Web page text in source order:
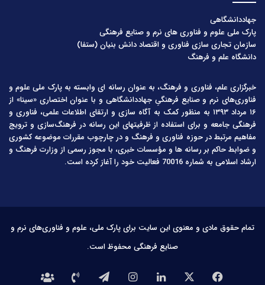
جهاددانشگاهی
پارک ملی علوم و فناوری های نرم و صنایع فرهنگی
سازمان تجاری سازی فناوری و اقتصاد دانش بنیان (ستفا)
دانشگاه علم و فرهنگ
خبرگزاری علم، فناوری و فرهنگ، به عنوان رسانه ای وابسته به پارک ملی علوم و
فناوری‌های نرم و صنایع فرهنگیِ جهاددانشگاهی و با عنوان اختصاری «سینا» از
۱۶ مرداد ۱۳۹۳ به منظور کمک به آگاه سازی و ارتقای اطلاعات علمی، فناوری و
فرهنگی جامعه و برای استفاده از ظرفیتهای این رسانه در فرهنگ‌سازی و ترویج
مفاهیم مرتبط در حوزه فناوری و فرهنگ و در چارچوب مقررات موضوعه کشوری
و ضوابط حاکم بر رسانه ها و مؤسسات خبری، با مجوز رسمی از وزارت فرهنگ و
ارشاد اسلامی به شماره 70016 فعالیت خود را آغاز کرده است.
تمام حقوق مادی و معنوی این سایت برای پارک ملی، علوم و فناوری‌های نرم و
صنایع فرهنگی محفوظ است.
فیس لینکدیناینستاگرامتلگرامتماس درباره